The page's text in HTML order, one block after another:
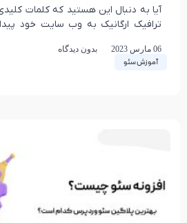
آموزش سئو
آیا به دنبال این هستید که کلمات
ترافیک ارگانیک به وب سایت خود
06 مارس 2023 بدون دیدگاه